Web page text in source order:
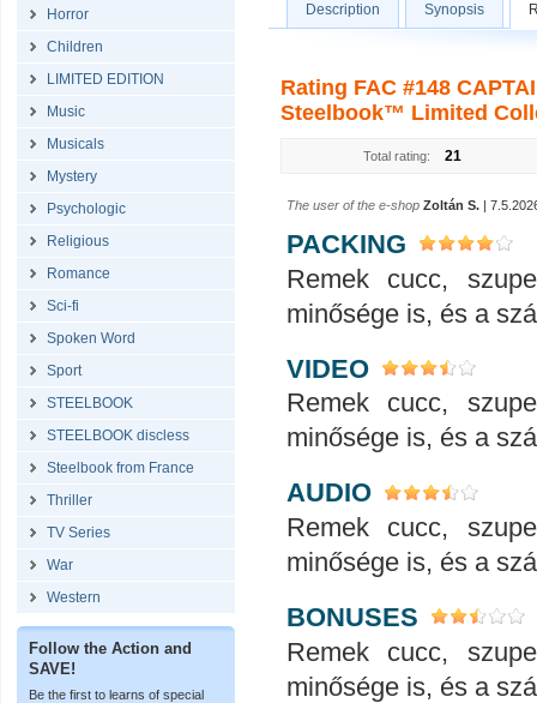
Horror
Children
LIMITED EDITION
Music
Musicals
Mystery
Psychologic
Religious
Romance
Sci-fi
Spoken Word
Sport
STEELBOOK
STEELBOOK discless
Steelbook from France
Thriller
TV Series
War
Western
Follow the Action and
SAVE!
Be the first to learns of special
Description Synopsis
Rating FAC #148
Steelbook™ Limited
Total rating: 21
The user of the e-shop Zoltán S. |
PACKING
Remek cucc,
minősége is, és a
VIDEO
Remek cucc,
minősége is, és a
AUDIO
Remek cucc,
minősége is, és a
BONUSES
Remek cucc,
minősége is, és a